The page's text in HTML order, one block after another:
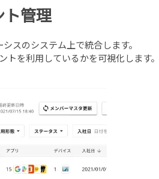
ト管理
スのシステム上で統合します。
を利用しているかを可視化します。